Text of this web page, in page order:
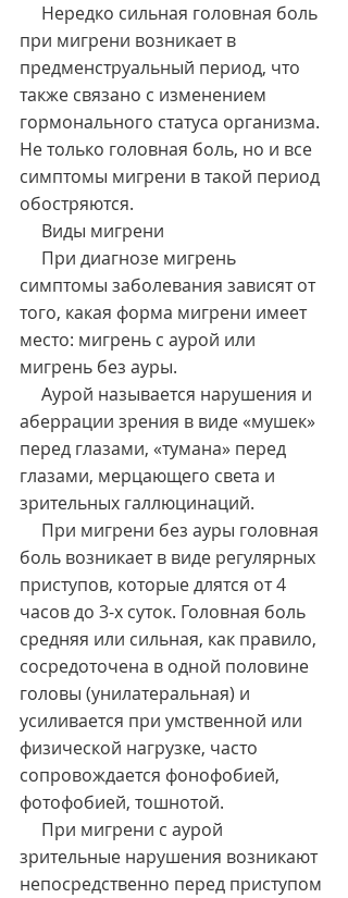
при мигрени возникает в
предменструальный период, что
также связано с изменением
гормонального статуса организма.
Не только головная боль, но и все
симптомы мигрени в такой период
обостряются.
     Виды мигрени
симптомы заболевания зависят от
того, какая форма мигрени имеет
место: мигрень с аурой или
мигрень без ауры.
аберрации зрения в виде «мушек»
перед глазами, «тумана» перед
глазами, мерцающего света и
зрительных галлюцинаций.
боль возникает в виде регулярных
приступов, которые длятся от 4
часов до 3-х суток. Головная боль
средняя или сильная, как правило,
сосредоточена в одной половине
головы (унилатеральная) и
усиливается при умственной или
физической нагрузке, часто
сопровождается фонофобией,
фотофобией, тошнотой.
зрительные нарушения возникают
непосредственно перед приступом